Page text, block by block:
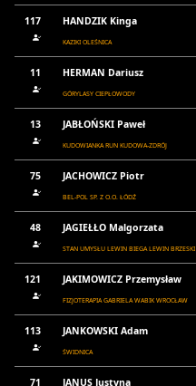
117 HANDZIK Kinga
KAZIKI OLEŚNICA
11 HERMAN Dariusz
GÓRYLASY CIEPŁOWODY
13 JABŁOŃSKI Paweł
KUDOWIANKA RUN KUDOWA-ZDRÓJ
75 JACHOWICZ Piotr
BEL-POL SP. Z O.O. ŁÓDŹ
48 JAGIEŁŁO Malgorzata
STAN UMYSŁU LEWIN BIEGA LEWIN BRZESKI
121 JAKIMOWICZ Przemysław
FIZJOTERAPIA GABRIELA WABIK WROCŁAW
113 JANKOWSKI Adam
ŚWIDNICA
71 JANUS Justyna